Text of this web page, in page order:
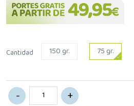
Cantidad 150 gr. 75 gr.